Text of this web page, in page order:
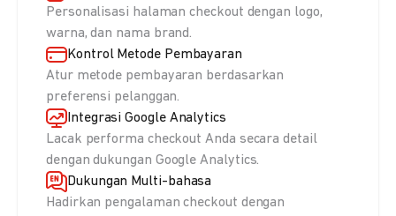
Personalisasi halaman checkout dengan logo,
warna, dan nama brand.
Kontrol Metode Pembayaran
Atur metode pembayaran berdasarkan
preferensi pelanggan.
Integrasi Google Analytics
Lacak performa checkout Anda secara detail
dengan dukungan Google Analytics.
Dukungan Multi-bahasa
Hadirkan pengalaman checkout dengan